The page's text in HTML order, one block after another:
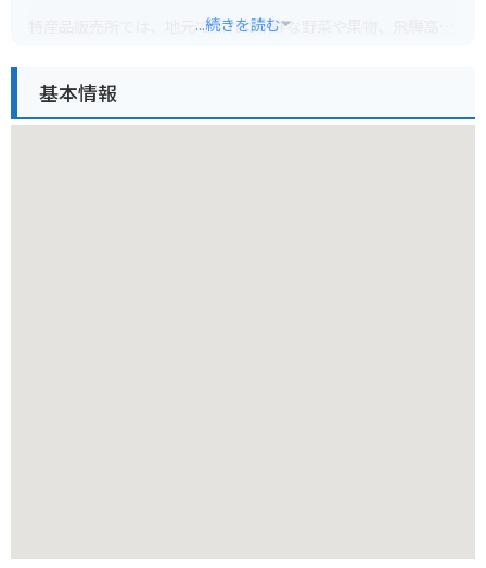
特産品販売所では、地元で採れた新鮮な野菜や果物、飛騨高山
や地元産の野菜を使った料理を楽しむことができます。
...続きを読む
基本情報